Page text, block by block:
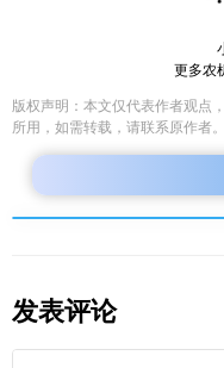
更多农
版权声明：本文仅代表作者观点
所用，如需转载，请联系原作者。
发表评论